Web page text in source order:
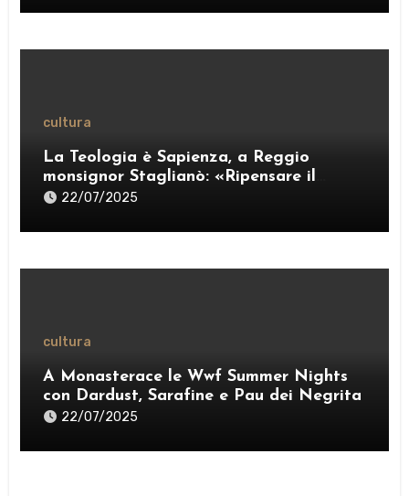
cultura
La Teologia è Sapienza, a Reggio
monsignor Staglianò: «Ripensare il
pensiero per esercitare una “ragione
22/07/2025
cultura
A Monasterace le Wwf Summer Nights
con Dardust, Sarafine e Pau dei Negrita
22/07/2025